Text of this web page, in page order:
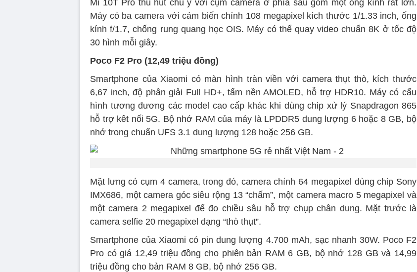
Mi 10T Pro thu hút chú ý với cụm camera ở phía sau gồm một ống kính rất lớn.
Máy có ba camera với cảm biến chính 108 megapixel kích thước 1/1.33 inch, ống
kính f/1.7, chống rung quang học OIS. Máy có thể quay video chuẩn 8K ở tốc độ
30 hình mỗi giây.
Poco F2 Pro (12,49 triệu đồng)
Smartphone của Xiaomi có màn hình tràn viền với camera thụt thò, kích thước
6,67 inch, độ phân giải Full HD+, tấm nền AMOLED, hỗ trợ HDR10. Máy có cấu
hình tương đương các model cao cấp khác khi dùng chip xử lý Snapdragon 865
hỗ trợ kêt nối 5G. Bộ nhớ RAM của máy là LPDDR5 dung lượng 6 hoặc 8 GB, bộ
nhớ trong chuẩn UFS 3.1 dung lượng 128 hoặc 256 GB.
Mặt lưng có cụm 4 camera, trong đó, camera chính 64 megapixel dùng chip Sony
IMX686, một camera góc siêu rộng 13 “chấm”, một camera macro 5 megapixel và
một camera 2 megapixel để đo chiều sâu hỗ trợ chụp chân dung. Mặt trước là
camera selfie 20 megapixel dạng “thò thụt”.
Smartphone của Xiaomi có pin dung lượng 4.700 mAh, sạc nhanh 30W. Poco F2
Pro có giá 12,49 triệu đồng cho phiên bản RAM 6 GB, bộ nhớ 128 GB và 14,99
triệu đồng cho bản RAM 8 GB, bộ nhớ 256 GB.